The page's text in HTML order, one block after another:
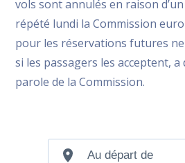
vols sont annulés en raison
répété lundi la Commission
pour les réservations futures
si les passagers les acceptent,
parole de la Commission.